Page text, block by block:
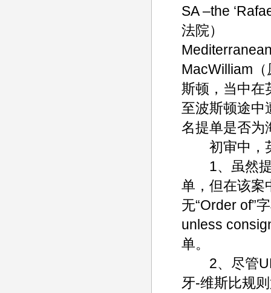
SA –the
法院）
MacWilliam
斯顿，当中在
至波斯顿途中
名提单是否为
初审中，英
1、虽然提
单，但在该案
无“Order of”
unless
单。
2、尽管UK
牙-维斯比规